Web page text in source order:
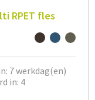
RPET fles
7 werkdag(en)
in: 4